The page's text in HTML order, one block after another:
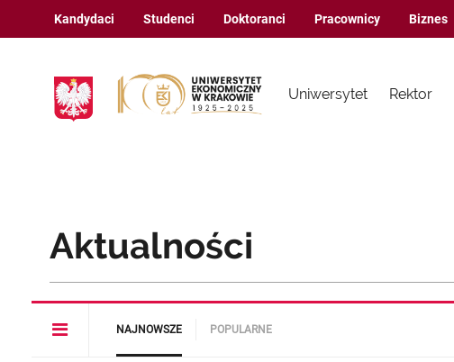
Kandydaci Studenci Doktoranci Pracownicy Biznes
Uniwersytet Rektor
Aktualności
Open
NAJNOWSZE POPULARNE